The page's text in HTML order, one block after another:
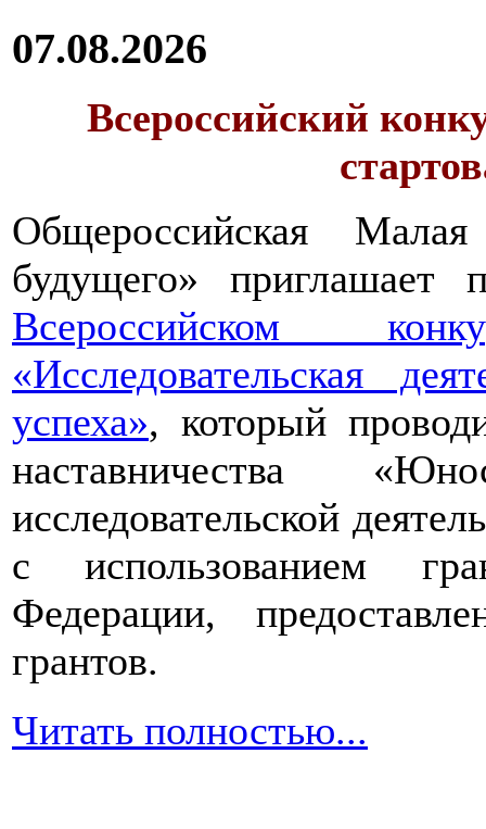
07.08.2026
Всероссийский
Общероссийская
будущего» приглашает
Всероссийском
«Исследовательская
успеха», который
наставничества
исследовательской
с использованием
Федерации,
грантов.
Читать полностью...